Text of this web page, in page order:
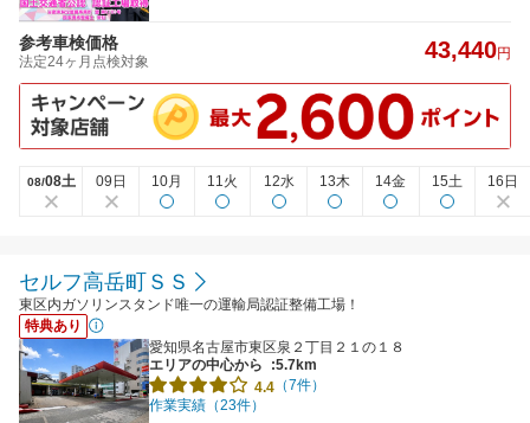
参考車検価格
法定24ヶ月点検対象 43,440円
08/08土 09日 10月 11火 12水 13木 14金 15土 16日
セルフ高岳町ＳＳ
東区内ガソリンスタンド唯一の運輸局認証整備工場！
特典あり
愛知県名古屋市東区泉２丁目２１の１８
エリアの中心から
:5.7km
4.4 （7件）
作業実績（23件）